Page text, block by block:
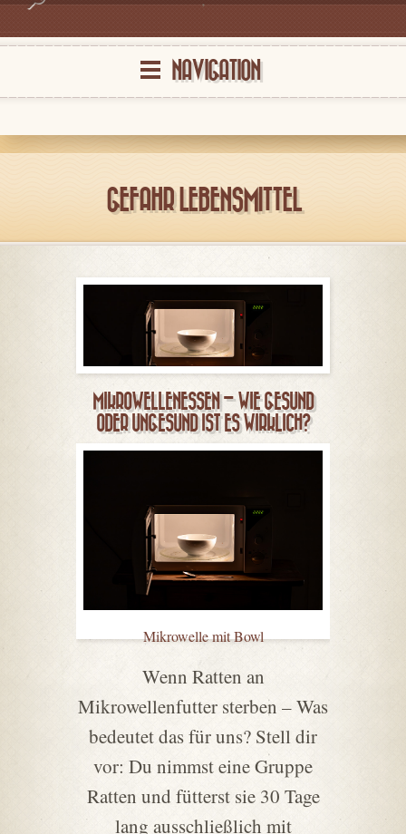
NAVIGATION
GEFAHR LEBENSMITTEL
MIKROWELLENESSEN – WIE GESUND
ODER UNGESUND IST ES WIRKLICH?
Mikrowelle mit Bowl
Wenn Ratten an
Mikrowellenfutter sterben – Was
bedeutet das für uns? Stell dir
vor: Du nimmst eine Gruppe
Ratten und fütterst sie 30 Tage
lang ausschließlich mit